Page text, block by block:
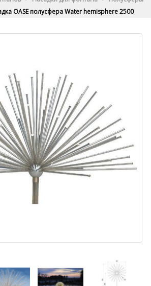
OASE полусфера Water hemisphere 2500